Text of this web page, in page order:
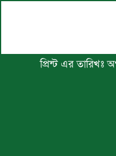
প্রিন্ট এর